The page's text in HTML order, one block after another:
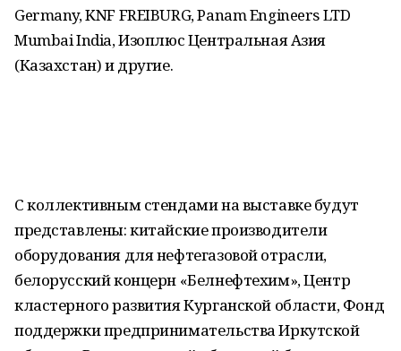
Germany, KNF FREIBURG, Panam Engineers LTD
Mumbai India, Изоплюс Центральная Азия
(Казахстан) и другие.
С коллективным стендами на выставке будут
представлены: китайские производители
оборудования для нефтегазовой отрасли,
белорусский концерн «Белнефтехим», Центр
кластерного развития Курганской области, Фонд
поддержки предпринимательства Иркутской